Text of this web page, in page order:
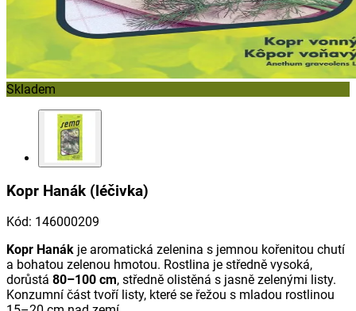
Skladem
Kopr Hanák (léčivka)
Kód: 146000209
Kopr Hanák je aromatická zelenina s jemnou kořenitou chutí
a bohatou zelenou hmotou. Rostlina je středně vysoká,
dorůstá 80–100 cm, středně olistěná s jasně zelenými listy.
Konzumní část tvoří listy, které se řežou s mladou rostlinou